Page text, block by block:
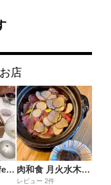
店
Terres de Truffes Tokyo 肉和食 月火水木金土日
レビュー 2件